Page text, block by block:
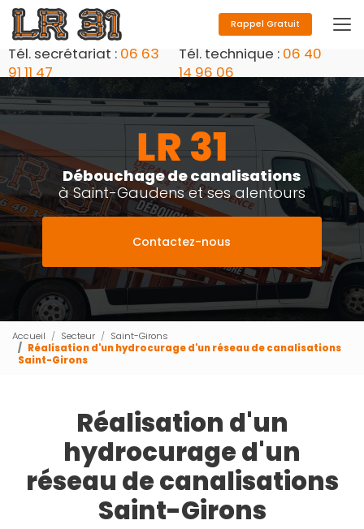
Aller
au
contenu
principal
Tél. secrétariat : 06 63
91 11 47
Tél. technique : 06 40
14 96 06
Rappel Gratuit
Débouchage de canalisations
à Saint-Gaudens et ses alentours
Contactez-nous
Accueil Secteur
Saint-Girons
Réalisation d'un hydrocurage d'un réseau de canalisations
Saint-Girons
Réalisation d'un
hydrocurage d'un
réseau de canalisations
Saint-Girons